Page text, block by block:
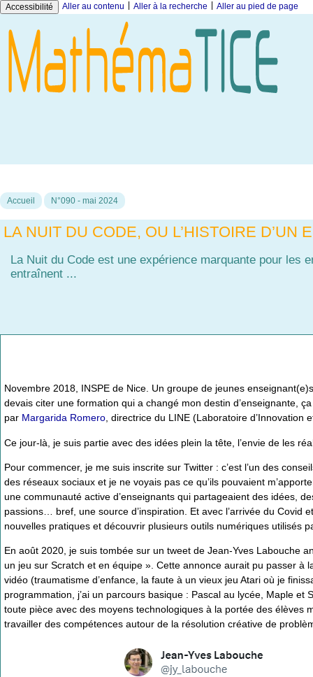
Accessibilité Aller au contenu Aller à la recherche Aller au pied de page
Accueil N°090 - mai 2024
LA NUIT DU CODE, OU L’HISTOIRE D’UN
La Nuit du Code est une expérience marquante pour les
entraînent ...
Novembre 2018, INSPE de Nice. Un groupe de jeunes
devais citer une formation qui a changé mon destin d’enseignante,
par Margarida Romero, directrice du LINE (Laboratoire d’Innovation
Ce jour-là, je suis partie avec des idées plein la tête, l’envie de les
Pour commencer, je me suis inscrite sur Twitter : c’est l’un des
des réseaux sociaux et je ne voyais pas ce qu’ils pouvaient
une communauté active d’enseignants qui partageaient des idées,
passions… bref, une source d’inspiration. Et avec l’arrivée du Covid
nouvelles pratiques et découvrir plusieurs outils numériques utilisés
En août 2020, je suis tombée sur un tweet de Jean-Yves Labouche
un jeu sur Scratch et en équipe ». Cette annonce aurait pu passer
vidéo (traumatisme d’enfance, la faute à un vieux jeu Atari où je
programmation, j’ai un parcours basique : Pascal au lycée, Maple
toute pièce avec des moyens technologiques à la portée des élèves
travailler des compétences autour de la résolution créative de